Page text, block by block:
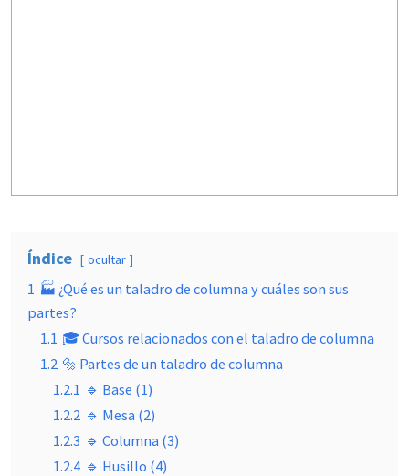
Índice ocultar
1 🏭​ ¿Qué es un taladro de columna y cuáles son sus
partes?
1.1 🎓 Cursos relacionados con el taladro de columna
1.2 🔩 Partes de un taladro de columna
1.2.1 🔹 Base (1)
1.2.2 🔹 Mesa (2)
1.2.3 🔹 Columna (3)
1.2.4 🔹 Husillo (4)